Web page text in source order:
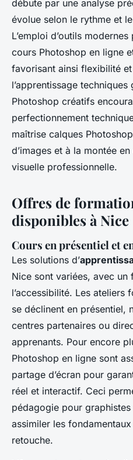
débute par une analyse
évolue selon le rythme et
L’emploi d’outils
cours Photoshop en ligne
favorisant ainsi flexibilité
l’apprentissage
Photoshop créatifs
perfectionnement
maîtrise calques
d’images et à la montée
visuelle professionnelle.
Offres de
disponibles à Nice
Cours en présentiel et
Les solutions d’
Nice sont variées, avec un
l’accessibilité. Les ateliers
se déclinent en présentiel,
centres partenaires ou
apprenants. Pour encore
Photoshop en ligne sont
partage d’écran pour
réel et interactif. Ceci
pédagogie pour
assimiler les
retouche.